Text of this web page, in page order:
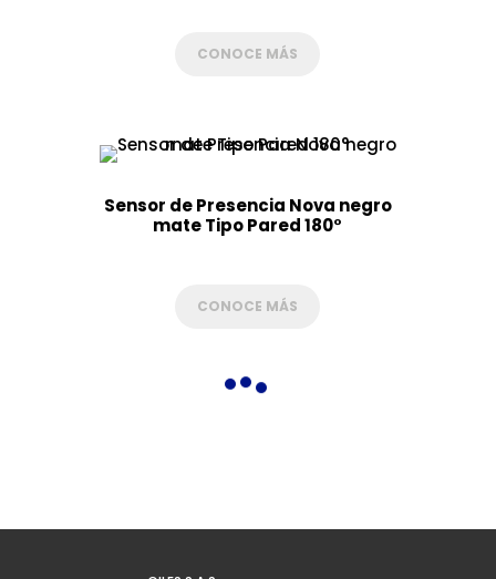
CONOCE MÁS
Sensor de Presencia Nova negro
mate Tipo Pared 180°
CONOCE MÁS